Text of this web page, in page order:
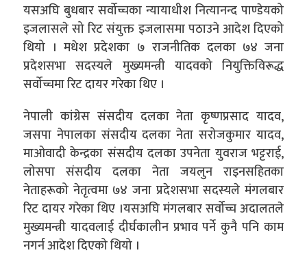
यसअघि बुधबार सर्वोच्चका न्यायाधीश नित्यानन्द पाण्डेयको
इजलासले सो रिट संयुक्त इजलासमा पठाउने आदेश दिएको
थियो । मधेश प्रदेशका ७ राजनीतिक दलका ७४ जना
प्रदेशसभा सदस्यले मुख्यमन्त्री यादवको नियुक्तिविरूद्ध
सर्वोच्चमा रिट दायर गरेका थिए ।
नेपाली कांग्रेस संसदीय दलका नेता कृष्णप्रसाद यादव,
जसपा नेपालका संसदीय दलका नेता सरोजकुमार यादव,
माओवादी केन्द्रका संसदीय दलका उपनेता युवराज भट्टराई,
लोसपा संसदीय दलका नेता जयलुन राइनसहितका
नेताहरूको नेतृत्वमा ७४ जना प्रदेशसभा सदस्यले मंगलबार
रिट दायर गरेका थिए ।यसअघि मंगलबार सर्वोच्च अदालतले
मुख्यमन्त्री यादवलाई दीर्घकालीन प्रभाव पर्ने कुनै पनि काम
नगर्न आदेश दिएको थियो ।